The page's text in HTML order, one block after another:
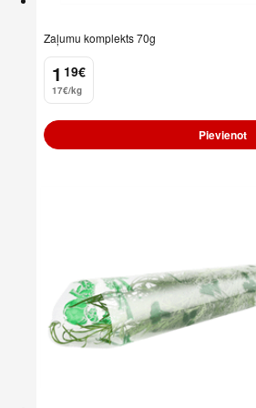
Zaļumu komplekts 70g
1
. 19€
17€/kg
Pievienot